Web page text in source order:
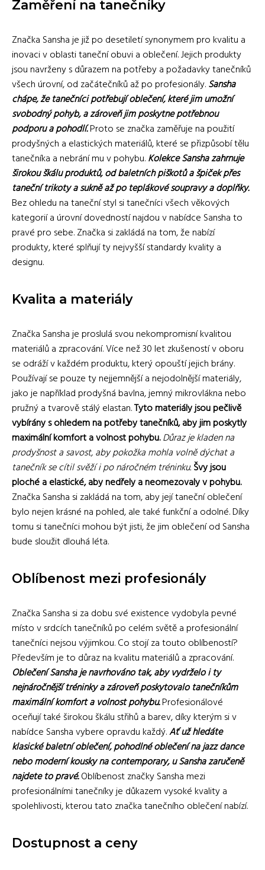
Zaměření na tanečníky
Značka Sansha je již po desetiletí synonymem pro kvalitu a
inovaci v oblasti taneční obuvi a oblečení. Jejich produkty
jsou navrženy s důrazem na potřeby a požadavky tanečníků
všech úrovní, od začátečníků až po profesionály.Sansha
chápe, že tanečníci potřebují oblečení, které jim umožní
svobodný pohyb, a zároveň jim poskytne potřebnou
podporu a pohodlí.Proto se značka zaměřuje na použití
prodyšných a elastických materiálů, které se přizpůsobí tělu
tanečníka a nebrání mu v pohybu.Kolekce Sansha zahrnuje
širokou škálu produktů, od baletních piškotů a špiček přes
taneční trikoty a sukně až po teplákové soupravy a doplňky.
Bez ohledu na taneční styl si tanečníci všech věkových
kategorií a úrovní dovedností najdou v nabídce Sansha to
pravé pro sebe. Značka si zakládá na tom, že nabízí
produkty, které splňují ty nejvyšší standardy kvality a
designu.
Kvalita a materiály
Značka Sansha je proslulá svou nekompromisní kvalitou
materiálů a zpracování. Více než 30 let zkušeností v oboru
se odráží v každém produktu, který opouští jejich brány.
Používají se pouze ty nejjemnější a nejodolnější materiály,
jako je například prodyšná bavlna, jemný mikrovlákna nebo
pružný a tvarově stálý elastan.Tyto materiály jsou pečlivě
vybírány s ohledem na potřeby tanečníků, aby jim poskytly
maximální komfort a volnost pohybu.Důraz je kladen na
prodyšnost a savost, aby pokožka mohla volně dýchat a
tanečník se cítil svěží i po náročném tréninku.Švy jsou
ploché a elastické, aby nedřely a neomezovaly v pohybu.
Značka Sansha si zakládá na tom, aby její taneční oblečení
bylo nejen krásné na pohled, ale také funkční a odolné. Díky
tomu si tanečníci mohou být jisti, že jim oblečení od Sansha
bude sloužit dlouhá léta.
Oblíbenost mezi profesionály
Značka Sansha si za dobu své existence vydobyla pevné
místo v srdcích tanečníků po celém světě a profesionální
tanečníci nejsou výjimkou. Co stojí za touto oblíbeností?
Především je to důraz na kvalitu materiálů a zpracování.
Oblečení Sansha je navrhováno tak, aby vydrželo i ty
nejnáročnější tréninky a zároveň poskytovalo tanečníkům
maximální komfort a volnost pohybu.Profesionálové
oceňují také širokou škálu střihů a barev, díky kterým si v
nabídce Sansha vybere opravdu každý.Ať už hledáte
klasické baletní oblečení, pohodlné oblečení na jazz dance
nebo moderní kousky na contemporary, u Sansha zaručeně
najdete to pravé.Oblíbenost značky Sansha mezi
profesionálními tanečníky je důkazem vysoké kvality a
spolehlivosti, kterou tato značka tanečního oblečení nabízí.
Dostupnost a ceny